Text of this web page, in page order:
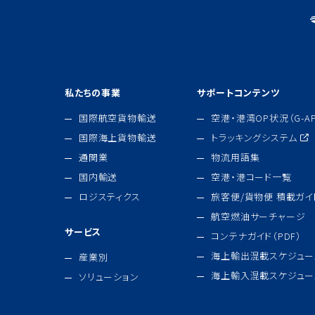
私たちの事業
国際航空貨物輸送
国際海上貨物輸送
通関業
国内輸送
ロジスティクス
サービス
産業別
ソリューション
サポートコンテンツ
空港・港湾OP状況（G-
トラッキングシステム
物流用語集
空港・港コード一覧
旅客便/貨物便 積載ガイ
航空燃油サーチャージ
コンテナガイド（PDF）
海上輸出混載スケジュ
海上輸入混載スケジュ